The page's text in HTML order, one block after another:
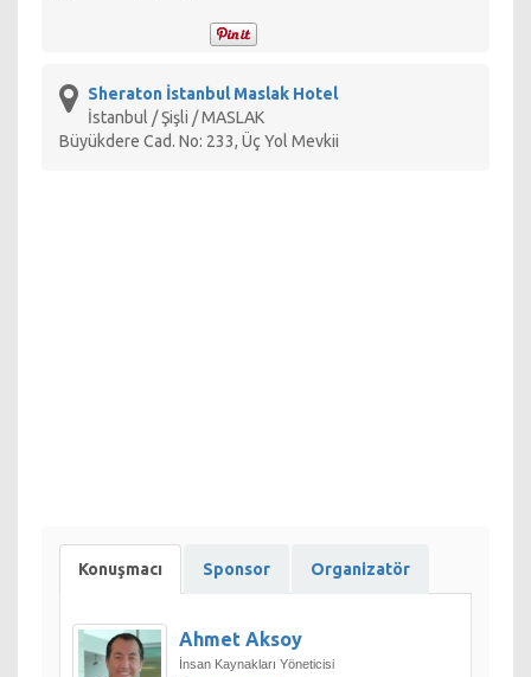
kitapları bulunan otoriteler ve akademisyenlerden oluşan
otuzu aşkın konuşmacı, onlarca oturum ve iş dünyasıyla ilgili
teknikleri ve uygulamaları, müşterilerin istek ve ihtiyaçlarını
anlama, etkili iletişim kurma, satış ekiplerini etkin yönetme ve
ikna gibi önemli konularla ilgili bilgi ve beceriler
Sheraton İstanbul Maslak Hotel
İstanbul / Şişli / MASLAK
Büyükdere Cad. No: 233, Üç Yol Mevkii
Konuşmacı Sponsor Organizatör
Ahmet Aksoy
İnsan Kaynakları Yöneticisi